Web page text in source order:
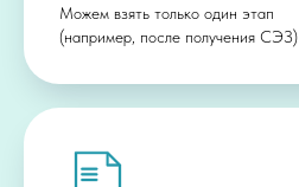
Можем взять только один этап
(например, после получения СЭЗ)